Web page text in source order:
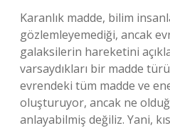
Karanlık madde, bilim
gözlemleyemediği, ancak
galaksilerin hareketini
varsaydıkları bir madde
evrendeki tüm madde ve
oluşturuyor, ancak ne
anlayabilmiş değiliz. Yani,